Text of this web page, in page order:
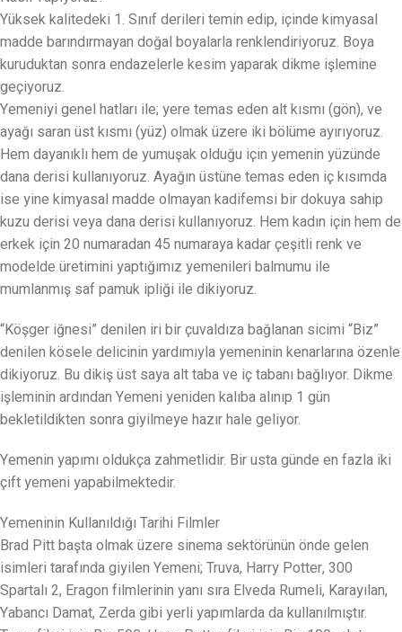
Yüksek kalitedeki 1. Sınıf derileri temin edip, içinde kimyasal
madde barındırmayan doğal boyalarla renklendiriyoruz. Boya
kuruduktan sonra endazelerle kesim yaparak dikme işlemine
geçiyoruz.
Yemeniyi genel hatları ile; yere temas eden alt kısmı (gön), ve
ayağı saran üst kısmı (yüz) olmak üzere iki bölüme ayırıyoruz.
Hem dayanıklı hem de yumuşak olduğu için yemenin yüzünde
dana derisi kullanıyoruz. Ayağın üstüne temas eden iç kısımda
ise yine kimyasal madde olmayan kadifemsi bir dokuya sahip
kuzu derisi veya dana derisi kullanıyoruz. Hem kadın için hem de
erkek için 20 numaradan 45 numaraya kadar çeşitli renk ve
modelde üretimini yaptığımız yemenileri balmumu ile
mumlanmış saf pamuk ipliği ile dikiyoruz.
“Köşger iğnesi” denilen iri bir çuvaldıza bağlanan sicimi “Biz”
denilen kösele delicinin yardımıyla yemeninin kenarlarına özenle
dikiyoruz. Bu dikiş üst saya alt taba ve iç tabanı bağlıyor. Dikme
işleminin ardından Yemeni yeniden kalıba alınıp 1 gün
bekletildikten sonra giyilmeye hazır hale geliyor.
Yemenin yapımı oldukça zahmetlidir. Bir usta günde en fazla iki
çift yemeni yapabilmektedir.
Yemeninin Kullanıldığı Tarihi Filmler
Brad Pitt başta olmak üzere sinema sektörünün önde gelen
isimleri tarafında giyilen Yemeni; Truva, Harry Potter, 300
Spartalı 2, Eragon filmlerinin yanı sıra Elveda Rumeli, Karayılan,
Yabancı Damat, Zerda gibi yerli yapımlarda da kullanılmıştır.